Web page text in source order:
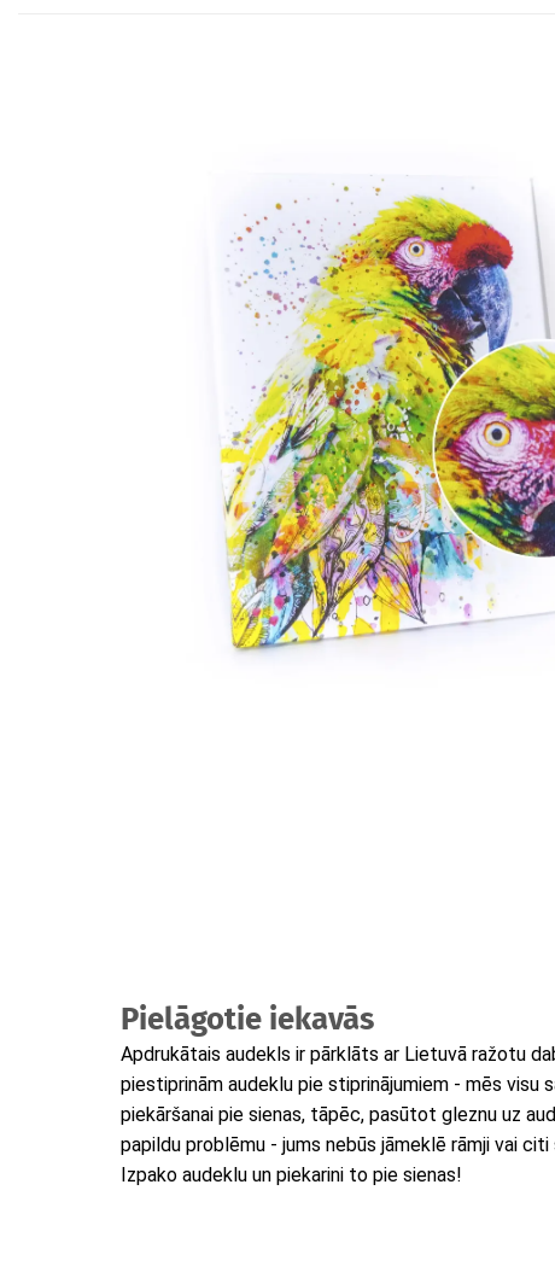
Pielāgotie iekavās
Apdrukātais audekls ir pārklāts ar Lietuvā ražotu
piestiprinām audeklu pie stiprinājumiem - mēs visu
piekāršanai pie sienas, tāpēc, pasūtot gleznu uz
papildu problēmu - jums nebūs jāmeklē rāmji vai citi
Izpako audeklu un piekarini to pie sienas!